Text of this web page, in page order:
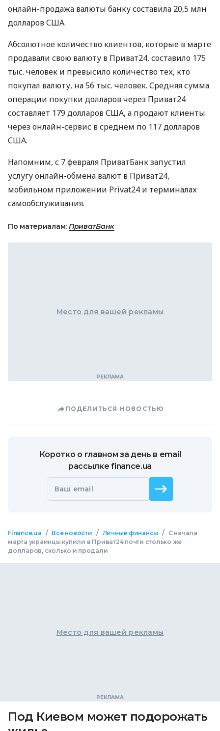
онлайн-продажа валюты банку составила 20,5 млн
долларовСША.
Абсолютное количество клиентов, которые в марте
продавали свою валюту в Приват24, составило 175
тыс. человек и превысило количество тех, кто
покупал валюту, на 56 тыс. человек. Средняя сумма
операции покупки долларов через Приват24
составляет 179 долларовСША, а продают клиенты
через онлайн-сервис в среднем по 117 долларов
США.
Напомним, с 7 февраля ПриватБанк запустил
услугу онлайн-обмена валют в Приват24,
мобильном приложении Privat24 и терминалах
самообслуживания.
По материалам: ПриватБанк
Место для вашей рекламы
ПОДЕЛИТЬСЯ НОВОСТЬЮ
Коротко о главном за день в email
рассылке finance.ua
Ваш email
Finance.ua / Все новости / Личные финансы /
С начала
марта украинцы купили в Приват24 почти столько же
долларов, сколько и продали
Место для вашей рекламы
Под Киевом может подорожать